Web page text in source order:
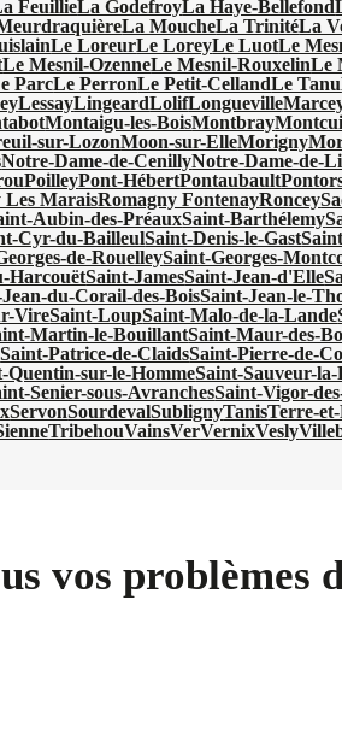
FeuillieLa GodefroyLa Haye-Bellefond
La MoucheLa TrinitéLa
Le LoreurLe LoreyLe LuotLe
Le Mesnil-OzenneLe Mesnil-RouxelinLe
ParcLe PerronLe Petit-CellandLe Tanu
LessayLingeardLolifLongueville
Montaigu-les-BoisMontbray
sur-LozonMoon-sur-ElleMorigny
Notre-Dame-de-CenillyNotre-Dame-de-
PoilleyPont-HébertPontaubault
Les MaraisRomagny FontenayRoncey
Aubin-des-PréauxSaint-Barthélemy
Cyr-du-BailleulSaint-Denis-le-Gast
de-RouelleySaint-Georges-
HarcouëtSaint-JamesSaint-Jean-d'Elle
du-Corail-des-BoisSaint-Jean-le-
VireSaint-LoupSaint-Malo-de-la-Lande
Martin-le-BouillantSaint-Maur-des-
Saint-Patrice-de-ClaidsSaint-Pierre-de-
Quentin-sur-le-HommeSaint-Sauveur-
Senier-sous-AvranchesSaint-Vigor-
ServonSourdevalSublignyTanisTerre-
TribehouVainsVerVernixVesly
vos problèmes